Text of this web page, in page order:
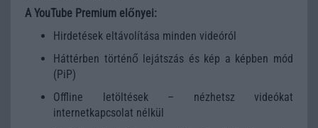
A YouTube Premium előnyei:
Hirdetések eltávolítása minden videóról
Háttérben történő lejátszás és kép a képben mód
(PiP)
Offline letöltések – nézhetsz videókat
internetkapcsolat nélkül